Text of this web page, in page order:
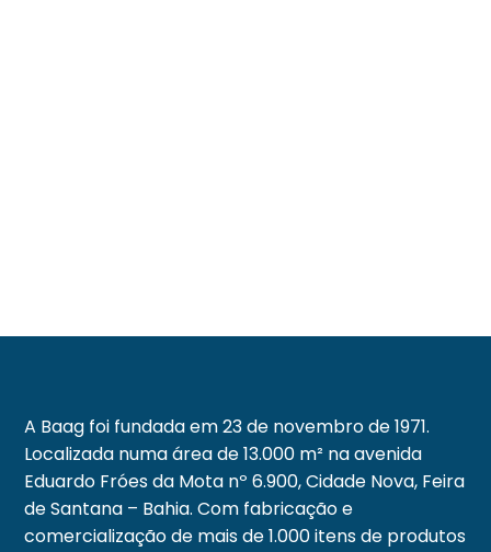
A Baag foi fundada em 23 de novembro de 1971.
Localizada numa área de 13.000 m² na avenida
Eduardo Fróes da Mota nº 6.900, Cidade Nova, Feira
de Santana – Bahia. Com fabricação e
comercialização de mais de 1.000 itens de produtos